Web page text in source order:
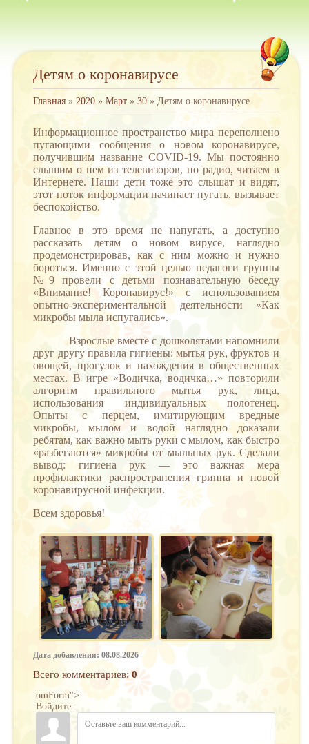
Детям о коронавирусе
Главная » 2020 » Март » 30 » Детям о коронавирусе
Информационное пространство мира переполнено
пугающими сообщения о новом коронавирусе,
получившим название COVID-19. Мы постоянно
слышим о нем из телевизоров, по радио, читаем в
Интернете. Наши дети тоже это слышат и видят,
этот поток информации начинает пугать, вызывает
беспокойство.
Главное в это время не напугать, а доступно
рассказать детям о новом вирусе, наглядно
продемонстрировав, как с ним можно и нужно
бороться. Именно с этой целью педагоги группы
№9 провели с детьми познавательную беседу
«Внимание! Коронавирус!» с использованием
опытно-экспериментальной деятельности «Как
микробы мыла испугались».
Взрослые вместе с дошколятами напомнили
друг другу правила гигиены: мытья рук, фруктов и
овощей, прогулок и нахождения в общественных
местах. В игре «Водичка, водичка…» повторили
алгоритм правильного мытья рук, лица,
использования индивидуальных полотенец.
Опыты с перцем, имитирующим вредные
микробы, мылом и водой наглядно доказали
ребятам, как важно мыть руки с мылом, как быстро
«разбегаются» микробы от мыльных рук. Сделали
вывод: гигиена рук — это важная мера
профилактики распространения гриппа и новой
коронавирусной инфекции.
Всем здоровья!
Дата добавления: 08.08.2026
Всего комментариев: 0
omForm">
Войдите: